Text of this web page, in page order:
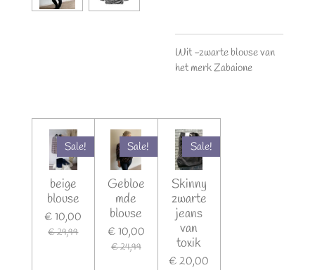
Wit -zwarte blouse van
het merk Zabaione
Sale!
beige
blouse
€ 10,00
€ 29,99
Sale!
Gebloe
mde
blouse
€ 10,00
€ 24,99
Sale!
Skinny
zwarte
jeans
van
toxik
€ 20,00